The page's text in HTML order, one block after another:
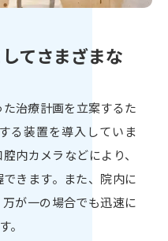
てさまざまな
治療計画を立案するた
る装置を導入していま
内カメラなどにより、
きます。また、院内に
が一の場合でも迅速に
。